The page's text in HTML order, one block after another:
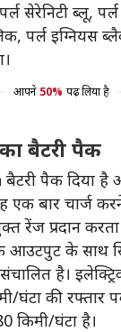
सेरेनिटी ब्लू, पर्ल
पर्ल इग्नियस
आपने 50% पढ़ लिया है
बैटरी पैक
पैक दिया
एक बार चार्ज
रेंज प्रदान करता
आउटपुट के साथ
है।
घंटा की रफ्तार
किमी/घंटा है।